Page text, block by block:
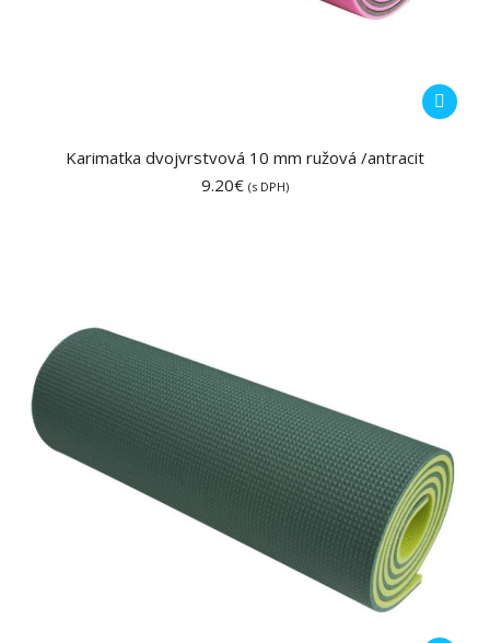
Karimatka dvojvrstvová 10 mm ružová /antracit
9.20€ (s DPH)